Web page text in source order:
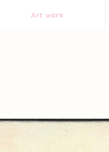
Art work